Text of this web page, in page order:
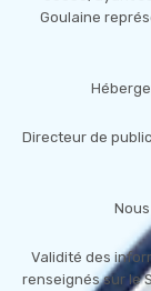
Goulaine
Directeur de
Validité des
renseignés sur le